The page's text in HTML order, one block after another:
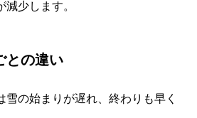
減少します。
との違い
雪の始まりが遅れ、終わりも早く